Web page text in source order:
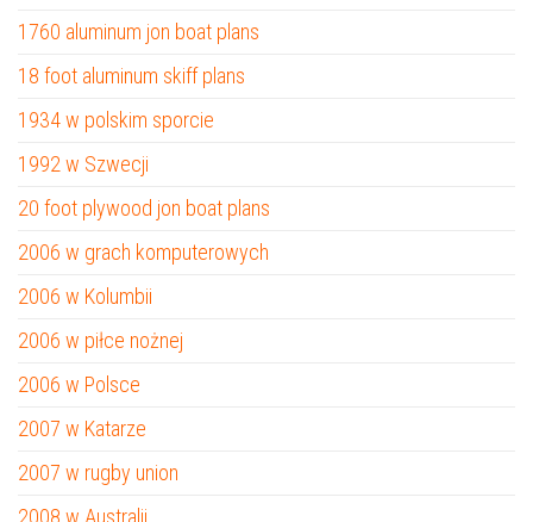
1760 aluminum jon boat plans
18 foot aluminum skiff plans
1934 w polskim sporcie
1992 w Szwecji
20 foot plywood jon boat plans
2006 w grach komputerowych
2006 w Kolumbii
2006 w piłce nożnej
2006 w Polsce
2007 w Katarze
2007 w rugby union
2008 w Australii